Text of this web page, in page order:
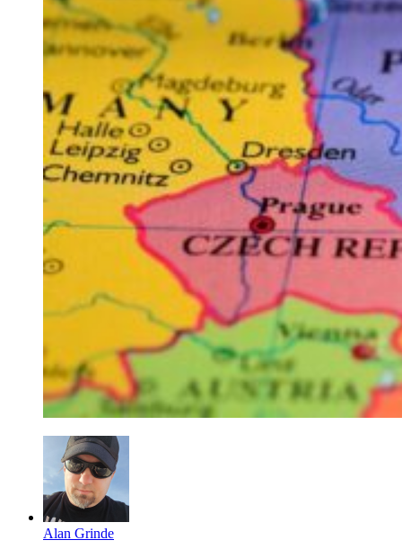
Alan Grinde